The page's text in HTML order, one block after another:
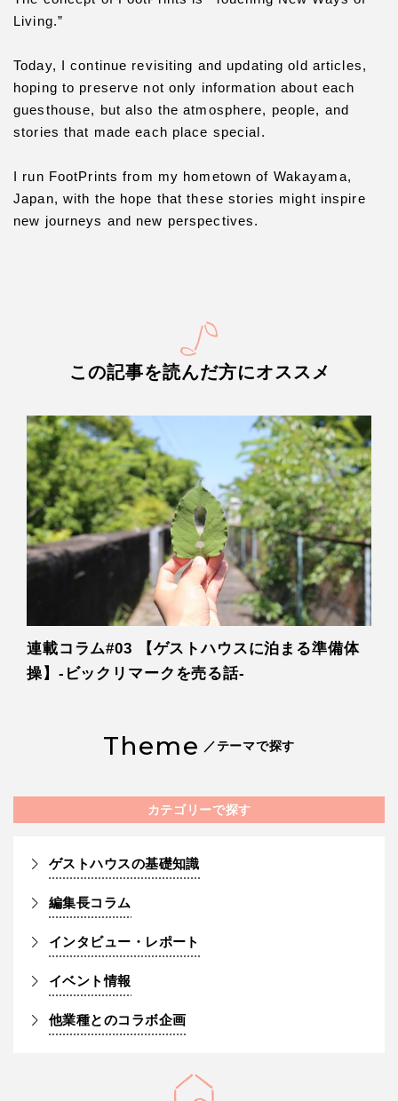
Living.”
Today, I continue revisiting and updating old articles,
hoping to preserve not only information about each
guesthouse, but also the atmosphere, people, and
stories that made each place special.
I run FootPrints from my hometown of Wakayama,
Japan, with the hope that these stories might inspire
new journeys and new perspectives.
この記事を読んだ方にオススメ
連載コラム#03 【ゲストハウスに泊まる準備体
操】-ビックリマークを売る話-
Theme ／テーマで探す
カテゴリーで探す
ゲストハウスの基礎知識
編集長コラム
インタビュー・レポート
イベント情報
他業種とのコラボ企画